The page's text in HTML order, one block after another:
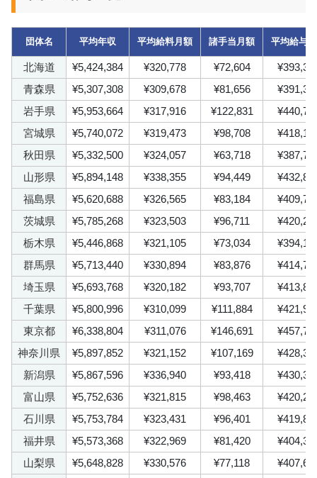
団体名 平均年収 平均給料月額 諸手当月額 平均給与
北海道 ¥5,424,384 ¥320,778 ¥72,604
青森県
¥5,307,308 ¥309,678 ¥81,656
岩手県
¥5,953,664 ¥317,916 ¥122,831
宮城県
¥5,740,072 ¥319,473 ¥98,708
秋田県
¥5,332,500 ¥324,057 ¥63,718
山形県
¥5,894,148 ¥338,355 ¥94,449
福島県
¥5,620,688 ¥326,565 ¥83,184
茨城県
¥5,785,268 ¥323,503 ¥96,711
栃木県
¥5,446,868 ¥321,105 ¥73,034
群馬県
¥5,713,440 ¥330,894 ¥83,876
埼玉県
¥5,693,768 ¥320,182 ¥93,707
千葉県
¥5,800,996 ¥310,099 ¥111,884
東京都
¥6,338,804 ¥311,076 ¥146,691
神奈川県
¥5,897,852 ¥321,152 ¥107,169
新潟県
¥5,867,596 ¥336,940 ¥93,418
富山県
¥5,752,636 ¥321,815 ¥98,463
石川県
¥5,753,784 ¥323,431 ¥96,401
福井県
¥5,573,368 ¥322,969 ¥81,420
山梨県
¥5,648,828 ¥330,576 ¥77,118